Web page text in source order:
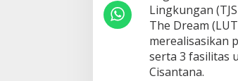
Lingkungan
The Dream
merealisasikan
serta 3 fasilitas
Cisantana.